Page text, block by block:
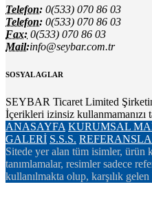
Telefon: 0(533) 070 86 03
Telefon: 0(533) 070 86 03
Fax: 0(533) 070 86 03
Mail:info@seybar.com.tr
SOSYAL AGLAR
SEYBAR Ticaret Limited
İçerikleri izinsiz kullanmamanızı
ANASAYFA KURUMSAL
GALERİ S.S.S.
Sitede yer alan tüm isimler, ürün
tanımlamalar, resimler sadece
kullanılmakta olup, karşılık